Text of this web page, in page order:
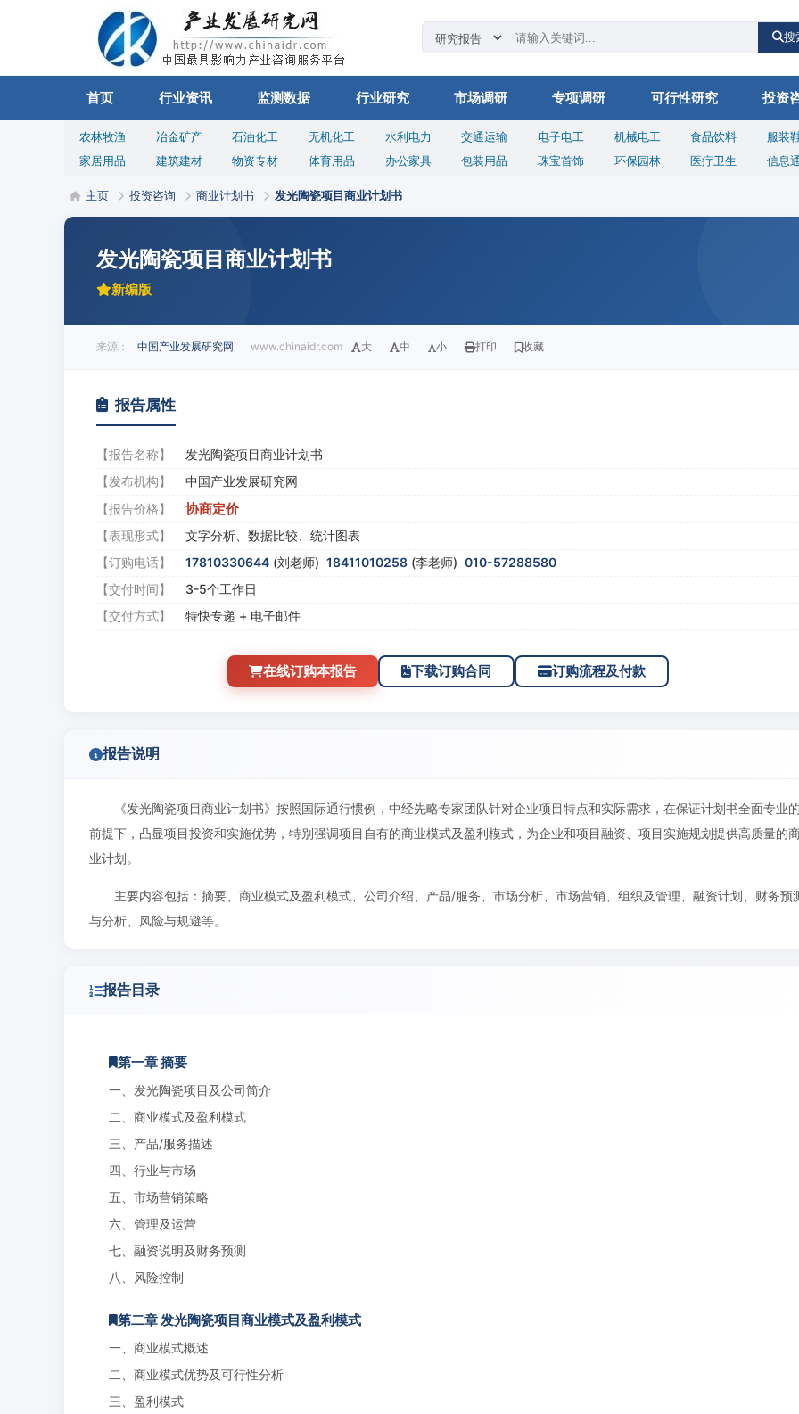
搜
首页 行业资讯 监测数据 行业研究 市场调研 专项调研 可行性研究 投资
农林牧渔 冶金矿产 石油化工 无机化工 水利电力 交通运输 电子电工 机械电工 食品饮料 服装
家居用品
建筑建材 物资专材 体育用品 办公家具 包装用品 珠宝首饰 环保园林 医疗卫生 信息
主页 投资咨询 商业计划书 发光陶瓷项目商业计划书
发光陶瓷项目商业计划书
新编版
来源： 中国产业发展研究网 www.chinaidr.com 大 中 小 打印 收藏
报告属性
【报告名称】
发光陶瓷项目商业计划书
【发布机构】
中国产业发展研究网
【报告价格】
协商定价
【表现形式】
文字分析、数据比较、统计图表
【订购电话】
17810330644 (刘老师) 18411010258 (李老师) 010-57288580
【交付时间】
3-5个工作日
【交付方式】
特快专递 + 电子邮件
在线订购本报告 下载订购合同 订购流程及付款
报告说明
《发光陶瓷项目商业计划书》按照国际通行惯例，中经先略专家团队针对企业项目特点和实际需求，在保证计划书全面专业的
前提下，凸显项目投资和实施优势，特别强调项目自有的商业模式及盈利模式，为企业和项目融资、项目实施规划提供高质量的
业计划。
主要内容包括：摘要、商业模式及盈利模式、公司介绍、产品/服务、市场分析、市场营销、组织及管理、融资计划、财务预
与分析、风险与规避等。
报告目录
第一章 摘要
一、发光陶瓷项目及公司简介
二、商业模式及盈利模式
三、产品/服务描述
四、行业与市场
五、市场营销策略
六、管理及运营
七、融资说明及财务预测
八、风险控制
第二章 发光陶瓷项目商业模式及盈利模式
一、商业模式概述
二、商业模式优势及可行性分析
三、盈利模式